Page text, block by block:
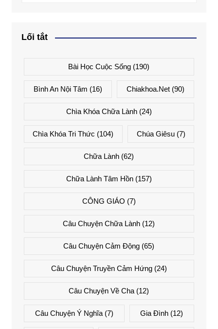
Lối tắt
Bài Học Cuộc Sống (190)
Bình An Nội Tâm (16) Chiakhoa.net (90)
Chìa Khóa Chữa Lành(24)
Chìa Khóa Tri Thức (104) Chúa Giêsu(7)
Chữa Lành (62)
Chữa Lành Tâm Hồn(157)
CÔNG GIÁO (7)
Câu Chuyện Chữa Lành (12)
Câu Chuyện Cảm Động (65)
Câu Chuyện Truyền Cảm Hứng(24)
Câu Chuyện Về Cha (12)
Câu Chuyện Ý Nghĩa(7) Gia Đình (12)